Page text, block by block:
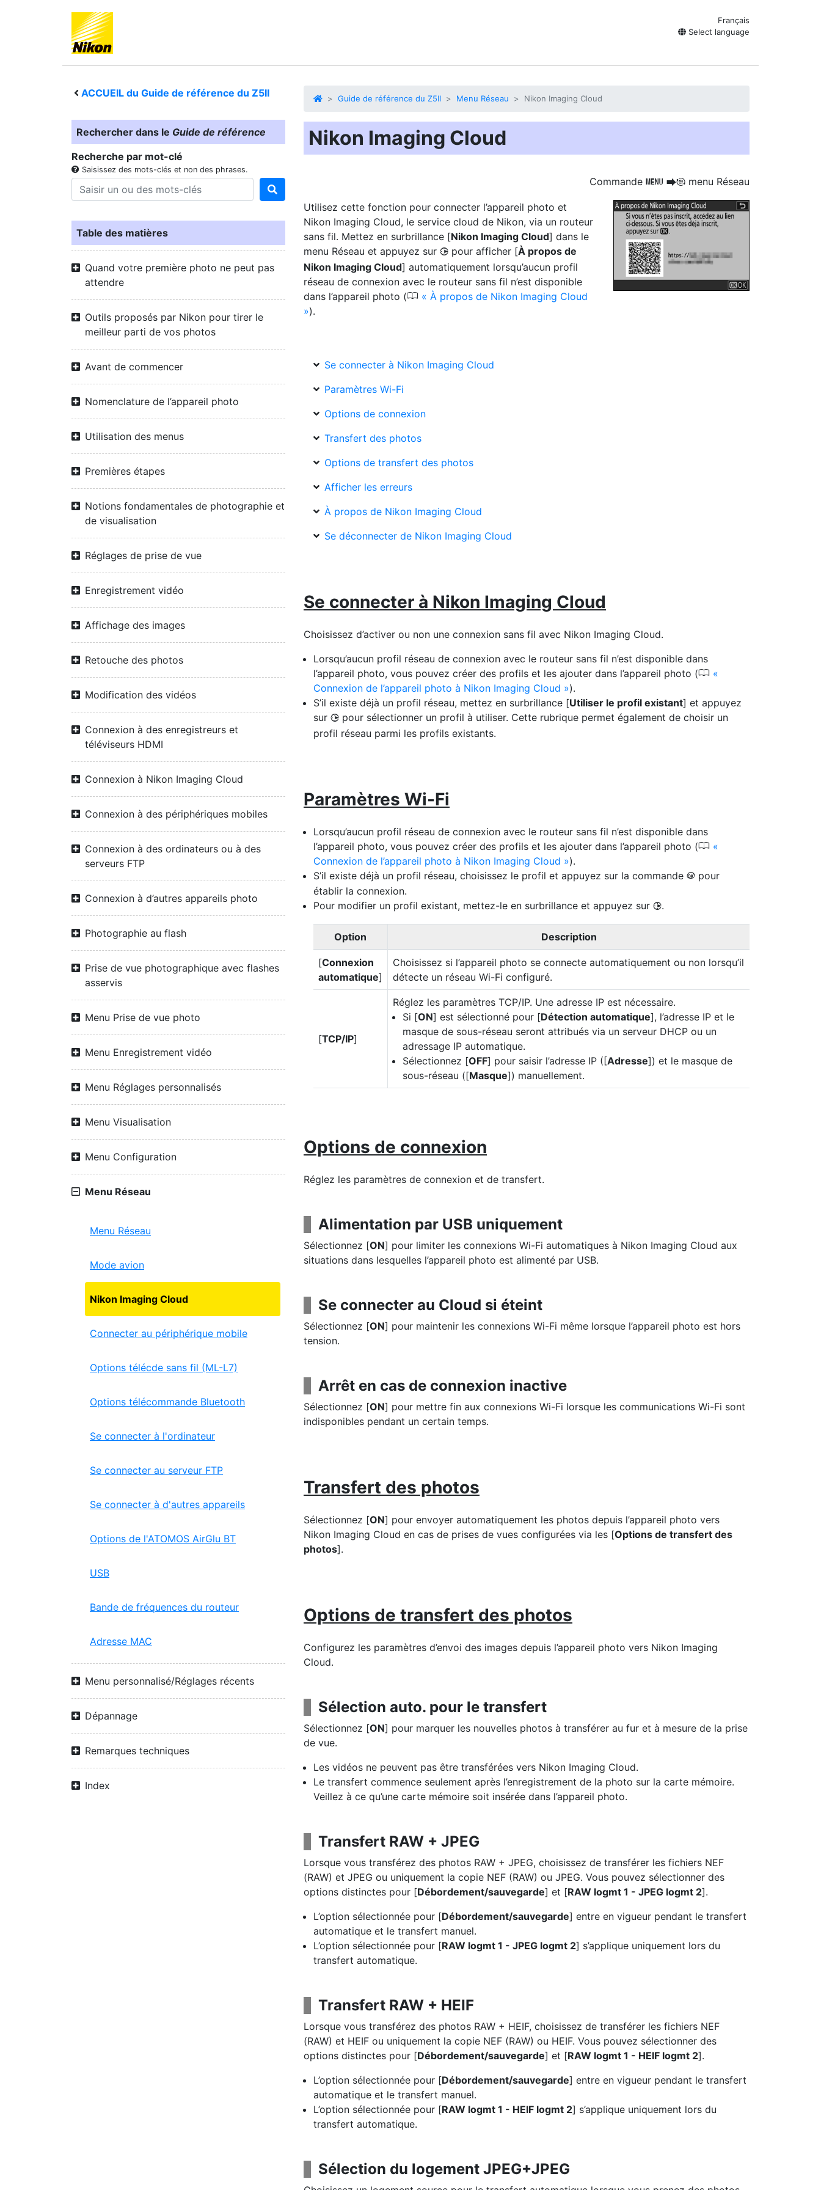
Français
Select language
ACCUEIL du Guide de référence du Z5II
Rechercher dans le Guide de référence
Recherche par mot-clé
Saisissez des mots-clés et non des phrases.
Table des matières
Quand votre première photo ne peut pas
attendre
Outils proposés par Nikon pour tirer le
meilleur parti de vos photos
Avant de commencer
Nomenclature de l’appareil photo
Utilisation des menus
Premières étapes
Notions fondamentales de photographie et
de visualisation
Réglages de prise de vue
Enregistrement vidéo
Affichage des images
Retouche des photos
Modification des vidéos
Connexion à des enregistreurs et
téléviseurs HDMI
Connexion à Nikon Imaging Cloud
Connexion à des périphériques mobiles
Connexion à des ordinateurs ou à des
serveurs FTP
Connexion à d’autres appareils photo
Photographie au flash
Prise de vue photographique avec flashes
asservis
Menu Prise de vue photo
Menu Enregistrement vidéo
Menu Réglages personnalisés
Menu Visualisation
Menu Configuration
Menu Réseau
Menu Réseau
Mode avion
Nikon Imaging Cloud
Connecter au périphérique mobile
Options télécde sans fil (ML-L7)
Options télécommande Bluetooth
Se connecter à l'ordinateur
Se connecter au serveur FTP
Se connecter à d'autres appareils
Options de l'ATOMOS AirGlu BT
USB
Bande de fréquences du routeur
Adresse MAC
Menu personnalisé/Réglages récents
Dépannage
Remarques techniques
Index
Guide de référence du Z5II Menu Réseau Nikon Imaging Cloud
Nikon Imaging Cloud
Commande G UF menu Réseau
Utilisez cette fonction pour connecter l’appareil photo et
Nikon Imaging Cloud, le service cloud de Nikon, via un routeur
sans fil. Mettez en surbrillance [Nikon Imaging Cloud] dans le
menu Réseau et appuyez sur 2 pour afficher [À propos de
Nikon Imaging Cloud] automatiquement lorsqu’aucun profil
réseau de connexion avec le routeur sans fil n’est disponible
dans l’appareil photo (0
À propos de Nikon Imaging Cloud
).
Se connecter à Nikon Imaging Cloud
Paramètres Wi-Fi
Options de connexion
Transfert des photos
Options de transfert des photos
Afficher les erreurs
À propos de Nikon Imaging Cloud
Se déconnecter de Nikon Imaging Cloud
Se connecter à Nikon Imaging Cloud
Choisissez d’activer ou non une connexion sans fil avec Nikon Imaging Cloud.
Lorsqu’aucun profil réseau de connexion avec le routeur sans fil n’est disponible dans
l’appareil photo, vous pouvez créer des profils et les ajouter dans l’appareil photo (0
Connexion de l’appareil photo à Nikon Imaging Cloud
).
S’il existe déjà un profil réseau, mettez en surbrillance [Utiliser le profil existant] et appuyez
sur 2 pour sélectionner un profil à utiliser. Cette rubrique permet également de choisir un
profil réseau parmi les profils existants.
Paramètres Wi-Fi
Lorsqu’aucun profil réseau de connexion avec le routeur sans fil n’est disponible dans
l’appareil photo, vous pouvez créer des profils et les ajouter dans l’appareil photo (0
Connexion de l’appareil photo à Nikon Imaging Cloud
).
S’il existe déjà un profil réseau, choisissez le profil et appuyez sur la commande J pour
établir la connexion.
Pour modifier un profil existant, mettez-le en surbrillance et appuyez sur 2.
Option Description
[Connexion
automatique]
Choisissez si l’appareil photo se connecte automatiquement ou non lorsqu’il
détecte un réseau Wi-Fi configuré.
[TCP/IP]
Réglez les paramètres TCP/IP. Une adresse IP est nécessaire.
Si [ON] est sélectionné pour [Détection automatique], l’adresse IP et le
masque de sous-réseau seront attribués via un serveur DHCP ou un
adressage IP automatique.
Sélectionnez [OFF] pour saisir l’adresse IP ([Adresse]) et le masque de
sous-réseau ([Masque]) manuellement.
Options de connexion
Réglez les paramètres de connexion et de transfert.
Alimentation par USB uniquement
Sélectionnez [ON] pour limiter les connexions Wi-Fi automatiques à Nikon Imaging Cloud aux
situations dans lesquelles l’appareil photo est alimenté par USB.
Se connecter au Cloud si éteint
Sélectionnez [ON] pour maintenir les connexions Wi-Fi même lorsque l’appareil photo est hors
tension.
Arrêt en cas de connexion inactive
Sélectionnez [ON] pour mettre fin aux connexions Wi-Fi lorsque les communications Wi-Fi sont
indisponibles pendant un certain temps.
Transfert des photos
Sélectionnez [ON] pour envoyer automatiquement les photos depuis l’appareil photo vers
Nikon Imaging Cloud en cas de prises de vues configurées via les [Options de transfert des
photos].
Options de transfert des photos
Configurez les paramètres d’envoi des images depuis l’appareil photo vers Nikon Imaging
Cloud.
Sélection auto. pour le transfert
Sélectionnez [ON] pour marquer les nouvelles photos à transférer au fur et à mesure de la prise
de vue.
Les vidéos ne peuvent pas être transférées vers Nikon Imaging Cloud.
Le transfert commence seulement après l’enregistrement de la photo sur la carte mémoire.
Veillez à ce qu’une carte mémoire soit insérée dans l’appareil photo.
Transfert RAW + JPEG
Lorsque vous transférez des photos RAW + JPEG, choisissez de transférer les fichiers NEF
(RAW) et JPEG ou uniquement la copie NEF (RAW) ou JPEG. Vous pouvez sélectionner des
options distinctes pour [Débordement/sauvegarde] et [RAW logmt 1 - JPEG logmt 2].
L’option sélectionnée pour [Débordement/sauvegarde] entre en vigueur pendant le transfert
automatique et le transfert manuel.
L’option sélectionnée pour [RAW logmt 1 - JPEG logmt 2] s’applique uniquement lors du
transfert automatique.
Transfert RAW + HEIF
Lorsque vous transférez des photos RAW + HEIF, choisissez de transférer les fichiers NEF
(RAW) et HEIF ou uniquement la copie NEF (RAW) ou HEIF. Vous pouvez sélectionner des
options distinctes pour [Débordement/sauvegarde] et [RAW logmt 1 - HEIF logmt 2].
L’option sélectionnée pour [Débordement/sauvegarde] entre en vigueur pendant le transfert
automatique et le transfert manuel.
L’option sélectionnée pour [RAW logmt 1 - HEIF logmt 2] s’applique uniquement lors du
transfert automatique.
Sélection du logement JPEG+JPEG